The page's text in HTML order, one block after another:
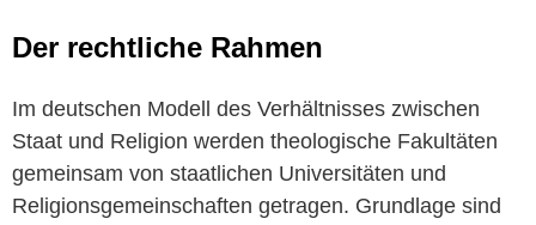
Der rechtliche Rahmen
Im deutschen Modell des Verhältnisses zwischen
Staat und Religion werden theologische Fakultäten
gemeinsam von staatlichen Universitäten und
Religionsgemeinschaften getragen. Grundlage sind